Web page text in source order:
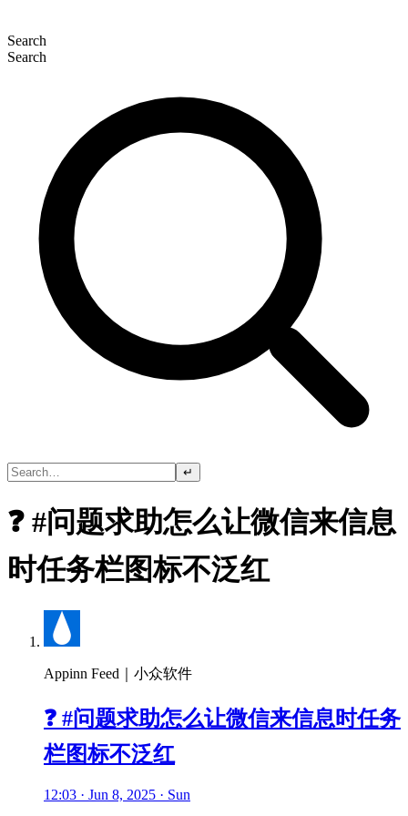
Search
Search
↵
❓ #问题求助怎么让微信来信息
时任务栏图标不泛红
Appinn Feed｜小众软件
❓ #问题求助怎么让微信来信息时任务
栏图标不泛红
12:03 · Jun 8, 2025 · Sun